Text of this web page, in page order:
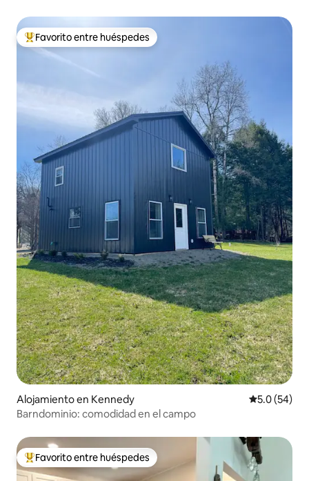
Favorito entre huéspedes preferido
Favorito entre huéspedes
Alojamiento en Kennedy Calificación
5.0 (54)
Barndominio: comodidad en el campo
Favorito entre huéspedes preferido
Favorito entre huéspedes